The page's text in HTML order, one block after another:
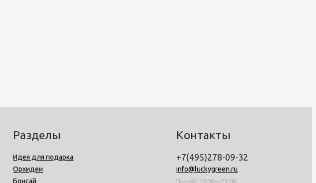
Разделы
Идея для подарка
Орхидеи
Бонсай
Контакты
+7(495)278-09-32
info@luckygreen.ru
Пн—Вс 10:00—21:00